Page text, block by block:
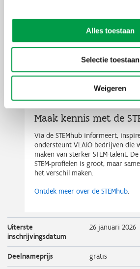
Alles toestaan
Selectie toestaan
Weigeren
Stel jouw vragen tijdens een gratis,
minuten
Vanormelingen, drie gangmakers die het
vrije tijd vertegenwoordigen. Samen
Maak kennis met de
Via de STEMhub informeert,
ondersteunt VLAIO bedrijven die
maken van sterker STEM-talent.
STEM-profielen is groot, maar
het verschil maken.
Ontdek meer over de STEMhub.
Uiterste
inschrijvingsdatum
26 januari 2026
Deelnameprijs gratis